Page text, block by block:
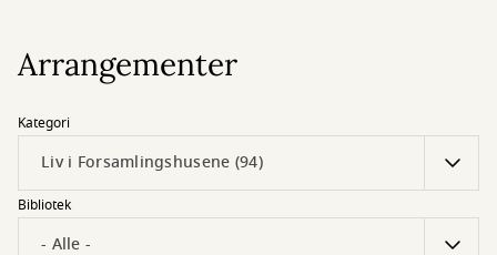
Arrangementer
Kategori
Bibliotek